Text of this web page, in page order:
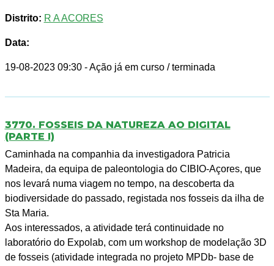
Distrito: R A ACORES
Data:
19-08-2023 09:30 - Ação já em curso / terminada
3770. FOSSEIS DA NATUREZA AO DIGITAL
(PARTE I)
Caminhada na companhia da investigadora Patricia
Madeira, da equipa de paleontologia do CIBIO-Açores, que
nos levará numa viagem no tempo, na descoberta da
biodiversidade do passado, registada nos fosseis da ilha de
Sta Maria.
Aos interessados, a atividade terá continuidade no
laboratório do Expolab, com um workshop de modelação 3D
de fosseis (atividade integrada no projeto MPDb- base de